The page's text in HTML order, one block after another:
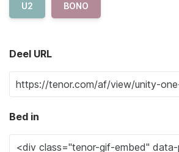
U2 BONO
Deel URL
Bed in